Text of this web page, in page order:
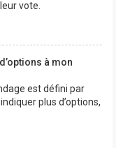
vote.
à mon
est défini par
plus d’options,